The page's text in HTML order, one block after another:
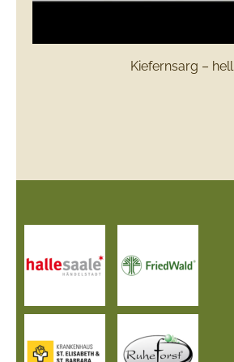
Kiefernsarg – hell